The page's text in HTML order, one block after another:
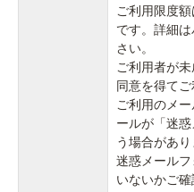
ご利用限度
です。詳細
さい。
ご利用者が
同意を得てご
ご利用のメ
ールが「迷
う場合があり
迷惑メール
いないかご確